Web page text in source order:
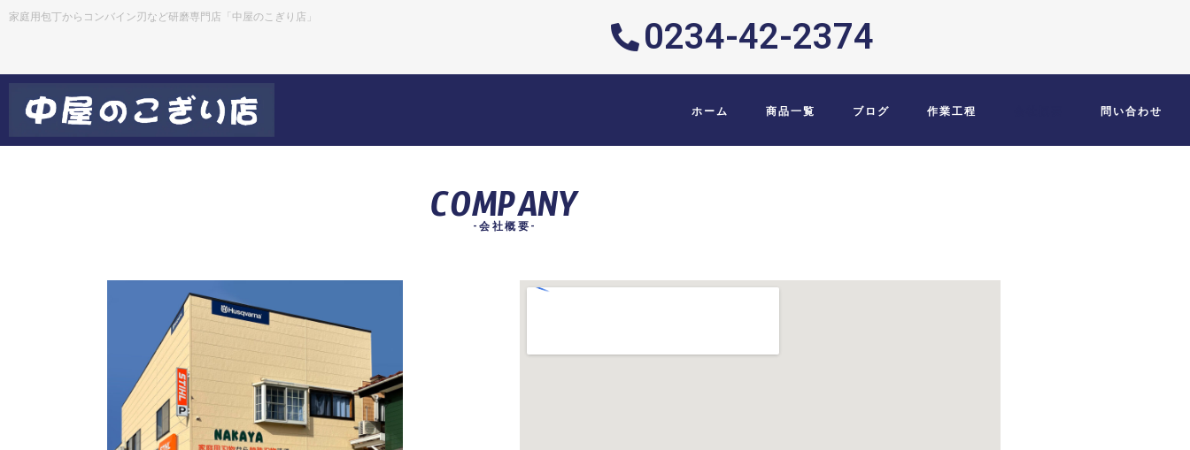
家庭用包丁からコンバイン刃など研磨専門店「中屋のこぎり店」 0234-42-2374
ホーム 商品一覧 ブログ 作業工程 問い合わせ
COMPANY
-会社概要-